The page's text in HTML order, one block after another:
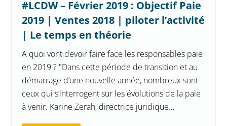
#LCDW – Février 2019 : Objectif Paie
2019 | Ventes 2018 | piloter l’activité
| Le temps en théorie
A quoi vont devoir faire face les responsables paie
en 2019 ? "Dans cette période de transition et au
démarrage d’une nouvelle année, nombreux sont
ceux qui s’interrogent sur les évolutions de la paie
à venir. Karine Zerah, directrice juridique…